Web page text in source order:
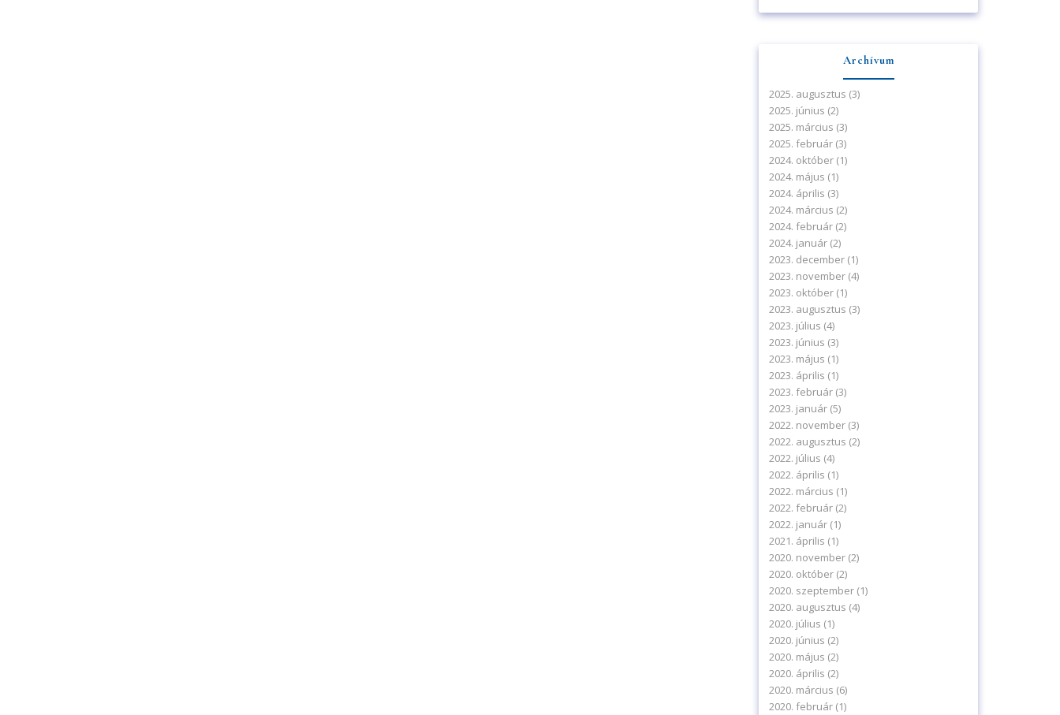
Archívum
2025. augusztus (3)
2025. június (2)
2025. március (3)
2025. február(3)
2024. október(1)
2024. május (1)
2024. április (3)
2024. március (2)
2024. február(2)
2024. január(2)
2023. december(1)
2023. november(4)
2023. október(1)
2023. augusztus (3)
2023. július (4)
2023. június (3)
2023. május (1)
2023. április (1)
2023. február(3)
2023. január(5)
2022. november(3)
2022. augusztus (2)
2022. július (4)
2022. április (1)
2022. március (1)
2022. február(2)
2022. január(1)
2021. április (1)
2020. november(2)
2020. október(2)
2020. szeptember(1)
2020. augusztus (4)
2020. július (1)
2020. június (2)
2020. május (2)
2020. április (2)
2020. március (6)
2020. február(1)
Iratkozzon fel hírlevelünkre!
A feliratkozással elfogadja az adatvédelmi tájékoztatónkat.